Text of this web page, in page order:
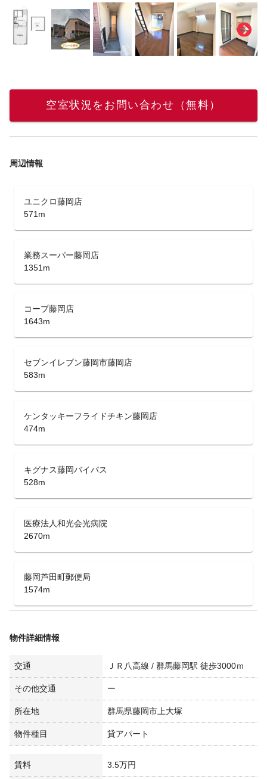
空室状況をお問い合わせ（無料）
周辺情報
ユニクロ藤岡店
571m
業務スーパー藤岡店
1351m
コープ藤岡店
1643m
セブンイレブン藤岡市藤岡店
583m
ケンタッキーフライドチキン藤岡店
474m
キグナス藤岡バイパス
528m
医療法人和光会光病院
2670m
藤岡芦田町郵便局
1574m
物件詳細情報
交通 ＪＲ八高線 / 群馬藤岡駅 徒歩3000ｍ
その他交通 ー
所在地 群馬県藤岡市上大塚
物件種目 貸アパート
賃料 3.5万円